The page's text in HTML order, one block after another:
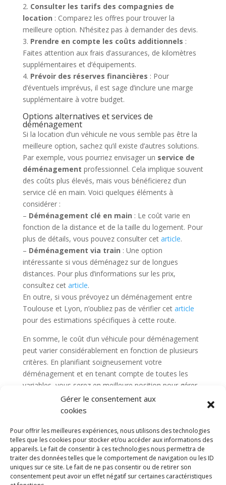
Gérer le consentement aux
cookies
Pour offrir les meilleures expériences, nous utilisons des technologies
telles que les cookies pour stocker et/ou accéder aux informations des
appareils. Le fait de consentir à ces technologies nous permettra de
traiter des données telles que le comportement de navigation ou les ID
uniques sur ce site. Le fait de ne pas consentir ou de retirer son
consentement peut avoir un effet négatif sur certaines caractéristiques
2. Consulter les tarifs des compagnies de
location : Comparez les offres pour trouver la
meilleure option. N’hésitez pas à demander des devis.
3. Prendre en compte les coûts additionnels :
Faites attention aux frais d’assurances, de kilomètres
supplémentaires et d’équipements.
4. Prévoir des réserves financières : Pour
d’éventuels imprévus, il est sage d’inclure une marge
supplémentaire à votre budget.
Options alternatives et services de
déménagement
Si la location d’un véhicule ne vous semble pas être la
meilleure option, sachez qu’il existe d’autres solutions.
Par exemple, vous pourriez envisager un service de
déménagement professionnel. Cela implique souvent
des coûts plus élevés, mais vous bénéficierez d’un
service clé en main. Voici quelques éléments à
considérer :
– Déménagement clé en main : Le coût varie en
fonction de la distance et de la taille du logement. Pour
plus de détails, vous pouvez consulter cet article.
– Déménagement via train : Une option
intéressante si vous déménagez sur de longues
distances. Pour plus d’informations sur les prix,
consultez cet article.
En outre, si vous prévoyez un déménagement entre
Toulouse et Lyon, n’oubliez pas de vérifier cet article
pour des estimations spécifiques à cette route.
En somme, le coût d’un véhicule pour déménagement
peut varier considérablement en fonction de plusieurs
critères. En planifiant soigneusement votre
déménagement et en tenant compte de toutes les
variables, vous serez en meilleure position pour gérer
votre budget.
Diable electrique CGV
Mentions légales
Politique de confidentialité et protection des
données